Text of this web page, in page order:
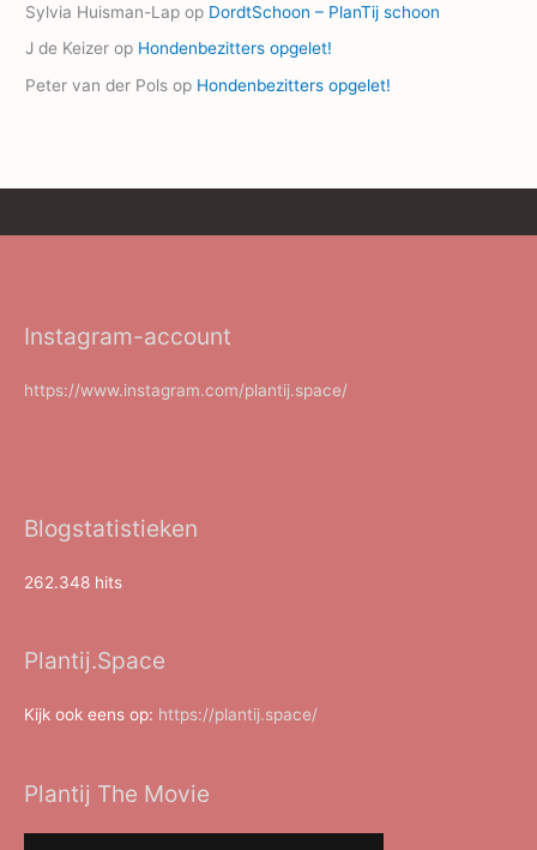
Sylvia Huisman-Lap op DordtSchoon – PlanTij schoon
J de Keizer op Hondenbezitters opgelet!
Peter van der Pols op Hondenbezitters opgelet!
Instagram-account
https://www.instagram.com/plantij.space/
Blogstatistieken
262.348 hits
Plantij.Space
Kijk ook eens op: https://plantij.space/
Plantij The Movie